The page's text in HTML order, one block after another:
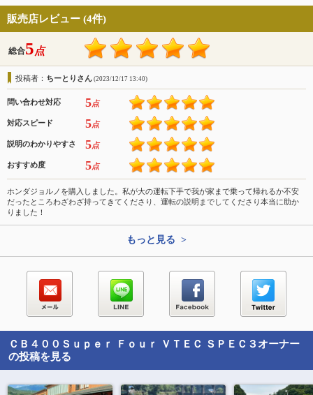
販売店レビュー (4件)
総合5点
投稿者： ちーとりさん (2023/12/17 13:40)
問い合わせ対応 5点
対応スピード 5点
説明のわかりやすさ 5点
おすすめ度 5点
ホンダジョルノを購入しました。私が大の運転下手で我が家まで乗って帰れるか不安
だったところわざわざ持ってきてくださり、運転の説明までしてくださり本当に助か
りました！
もっと見る >
ＣＢ４００Ｓｕｐｅｒ Ｆｏｕｒ ＶＴＥＣ ＳＰＥＣ３ オーナー
の投稿を見る